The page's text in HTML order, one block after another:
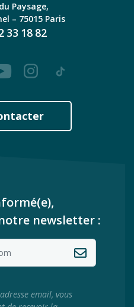
Paysage,
– 75015 Paris
33 18 82
Instagram
Tiktok
newsletter :
email, vous